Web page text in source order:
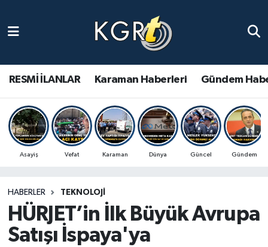
RESMİ İLANLAR Karaman Haberleri Gündem
Asayiş Vefat Karaman Dünya Güncel Gündem
HABERLER TEKNOLOJI
HÜRJET’in İlk Büyük Avrupa
Satışı İspaya'ya
Gündem Haberleri
Güncel Haberler
Spor Haberleri
Ulusal Haberler
Vefat Edenler